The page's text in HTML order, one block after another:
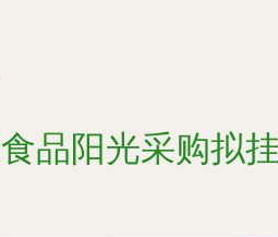
品阳光采购拟